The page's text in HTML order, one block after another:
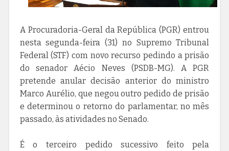
A Procuradoria-Geral da República (PGR) entrou
nesta segunda-feira (31) no Supremo Tribunal
Federal (STF) com novo recurso pedindo a prisão
do senador Aécio Neves (PSDB-MG). A PGR
pretende anular decisão anterior do ministro
Marco Aurélio, que negou outro pedido de prisão
e determinou o retorno do parlamentar, no mês
passado, às atividades no Senado.
É o terceiro pedido sucessivo feito pela